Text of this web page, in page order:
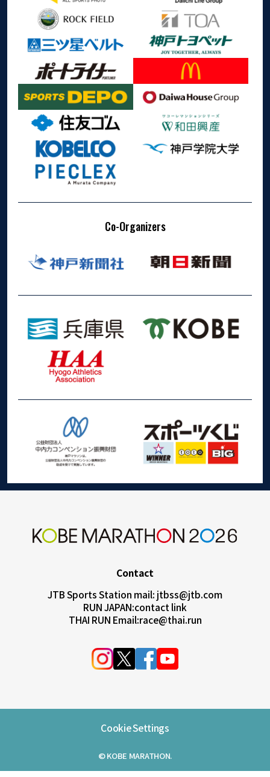
Co-Organizers
Contact
JTB Sports Station mail: jtbss@jtb.com
RUN JAPAN:contact link
THAI RUN Email:race@thai.run
Cookie Settings
© KOBE MARATHON.